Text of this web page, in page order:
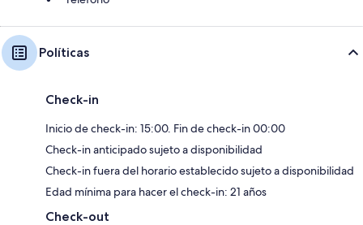
Políticas
Check-in
Inicio de check-in: 15:00. Fin de check-in 00:00
Check-in anticipado sujeto a disponibilidad
Check-in fuera del horario establecido sujeto a disponibilidad
Edad mínima para hacer el check-in: 21 años
Check-out